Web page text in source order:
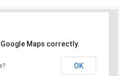
Maps correctly.
OK